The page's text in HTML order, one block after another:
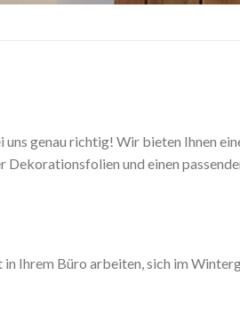
genau richtig! Wir bieten Ihnen
und einen
Ihrem Büro arbeiten, sich im